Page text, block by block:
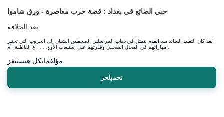
حبي الضائع في بغداد : قصة حرب معاصرة - ورق شاموا
بعد الحلاقة
لقد كان التقليد السائد منذ القدم يتمثل في ذهاب المراسلين الصحفيين الشبان إلى الحروب التي تختبر
مؤلفمايكل هيستنغز
تحميلحر